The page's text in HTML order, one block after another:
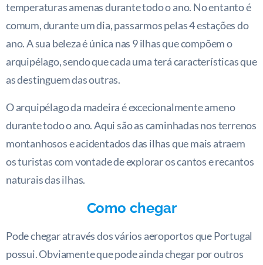
temperaturas amenas durante todo o ano. No entanto é
comum, durante um dia, passarmos pelas 4 estações do
ano. A sua beleza é única nas 9 ilhas que compõem o
arquipélago, sendo que cada uma terá características que
as destinguem das outras.
O arquipélago da madeira é excecionalmente ameno
durante todo o ano. Aqui são as caminhadas nos terrenos
montanhosos e acidentados das ilhas que mais atraem
os turistas com vontade de explorar os cantos e recantos
naturais das ilhas.
Como chegar
Pode chegar através dos vários aeroportos que Portugal
possui. Obviamente que pode ainda chegar por outros